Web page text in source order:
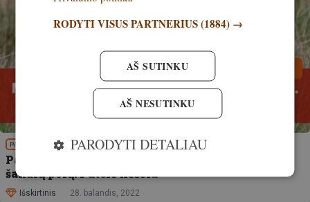
PATIRTIS
Pasakoja liudytojai. Miško kamera nufilmuoja
šakalų porą. Patelė nėščia
Išskirtinis 28. balandis, 2022
RODYTI VISUS PARTNERIUS(1884) →
AŠ SUTINKU
AŠ NESUTINKU
PARODYTI DETALIAU